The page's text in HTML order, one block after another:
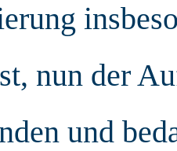
nun der
und